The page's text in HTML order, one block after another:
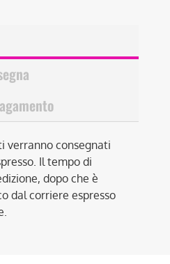
verranno consegnati
Il tempo di
dopo che è
dal corriere espresso